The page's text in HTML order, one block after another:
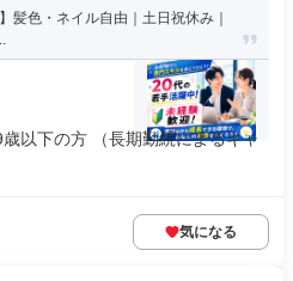
髪色・ネイル自由｜土日祝休み｜
以下の方 （長期勤続によるキャ
気になる